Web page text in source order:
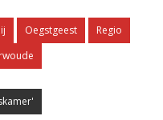
Oegstgeest
Regio